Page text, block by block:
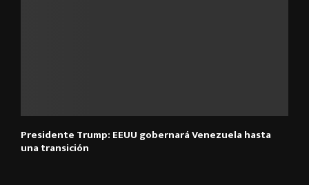
Presidente Trump: EEUU gobernará Venezuela hasta
una transición